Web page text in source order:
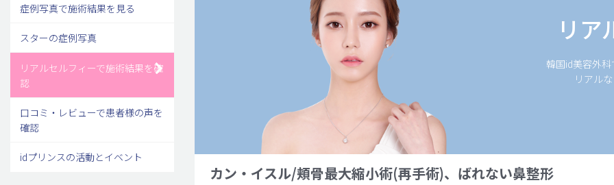
リア
韓国id美容外
リアル
カン・イスル/頬骨最大縮小術(再手術)、ばれない鼻整形
症例写真で施術結果を見る
スターの症例写真
リアルセルフィーで施術結果を確
認
口コミ・レビューで患者様の声を
確認
idプリンスの活動とイベント